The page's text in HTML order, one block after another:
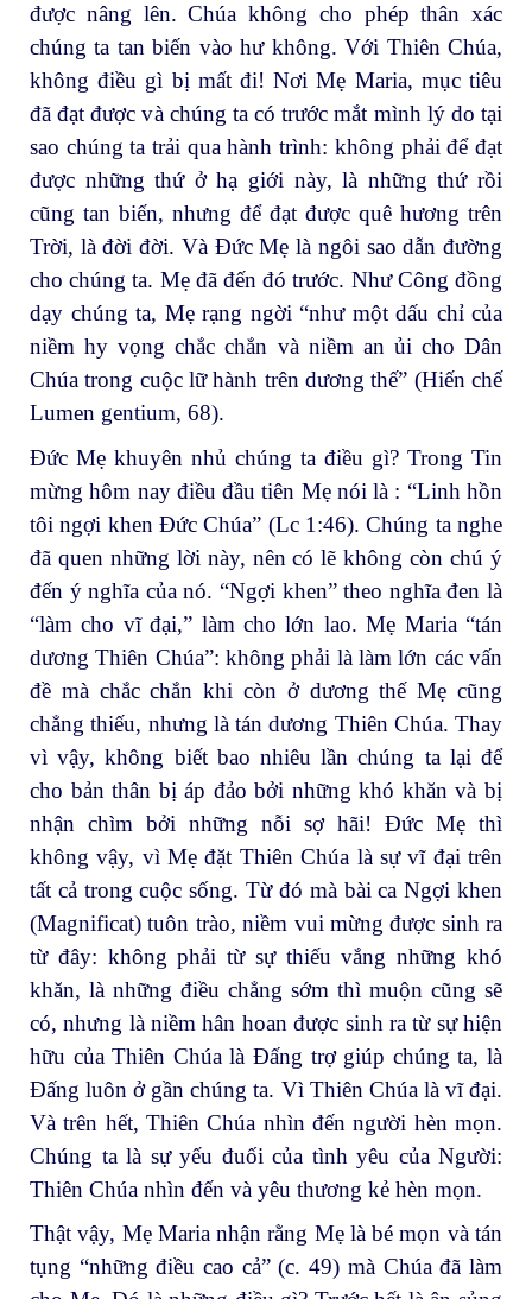
được nâng lên. Chúa không cho phép thân xác
chúng ta tan biến vào hư không. Với Thiên Chúa,
không điều gì bị mất đi! Nơi Mẹ Maria, mục tiêu
đã đạt được và chúng ta có trước mắt mình lý do tại
sao chúng ta trải qua hành trình: không phải để đạt
được những thứ ở hạ giới này, là những thứ rồi
cũng tan biến, nhưng để đạt được quê hương trên
Trời, là đời đời. Và Đức Mẹ là ngôi sao dẫn đường
cho chúng ta. Mẹ đã đến đó trước. Như Công đồng
dạy chúng ta, Mẹ rạng ngời “như một dấu chỉ của
niềm hy vọng chắc chắn và niềm an ủi cho Dân
Chúa trong cuộc lữ hành trên dương thế” (Hiến chế
Lumen gentium, 68).
Đức Mẹ khuyên nhủ chúng ta điều gì? Trong Tin
mừng hôm nay điều đầu tiên Mẹ nói là : “Linh hồn
tôi ngợi khen Đức Chúa” (Lc 1:46). Chúng ta nghe
đã quen những lời này, nên có lẽ không còn chú ý
đến ý nghĩa của nó. “Ngợi khen” theo nghĩa đen là
“làm cho vĩ đại,” làm cho lớn lao. Mẹ Maria “tán
dương Thiên Chúa”: không phải là làm lớn các vấn
đề mà chắc chắn khi còn ở dương thế Mẹ cũng
chẳng thiếu, nhưng là tán dương Thiên Chúa. Thay
vì vậy, không biết bao nhiêu lần chúng ta lại để
cho bản thân bị áp đảo bởi những khó khăn và bị
nhận chìm bởi những nỗi sợ hãi! Đức Mẹ thì
không vậy, vì Mẹ đặt Thiên Chúa là sự vĩ đại trên
tất cả trong cuộc sống. Từ đó mà bài ca Ngợi khen
(Magnificat) tuôn trào, niềm vui mừng được sinh ra
từ đây: không phải từ sự thiếu vắng những khó
khăn, là những điều chẳng sớm thì muộn cũng sẽ
có, nhưng là niềm hân hoan được sinh ra từ sự hiện
hữu của Thiên Chúa là Đấng trợ giúp chúng ta, là
Đấng luôn ở gần chúng ta. Vì Thiên Chúa là vĩ đại.
Và trên hết, Thiên Chúa nhìn đến người hèn mọn.
Chúng ta là sự yếu đuối của tình yêu của Người:
Thiên Chúa nhìn đến và yêu thương kẻ hèn mọn.
Thật vậy, Mẹ Maria nhận rằng Mẹ là bé mọn và tán
tụng “những điều cao cả” (c. 49) mà Chúa đã làm